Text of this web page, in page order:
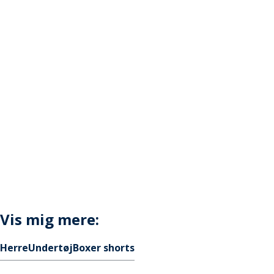
Vis mig mere:
HerreUndertøjBoxer shorts